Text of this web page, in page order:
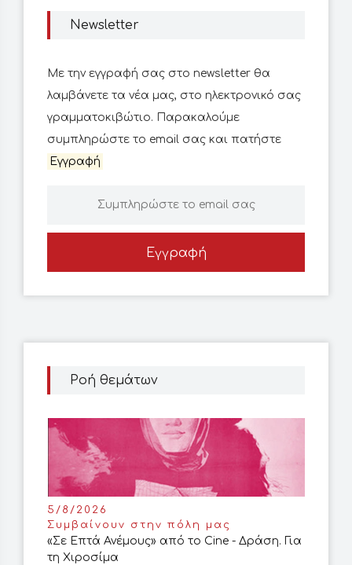
Ροή θεμάτων
5/8/2026
Συμβαίνουν στην πόλη μας
«Σε Επτά Ανέμους» από το Cine - Δράση. Για
τη Χιροσίμα
Newsletter
Με την εγγραφή σας στο newsletter θα
λαμβάνετε τα νέα μας, στο ηλεκτρονικό σας
γραμματοκιβώτιο. Παρακαλούμε
συμπληρώστε το email σας και πατήστε
Εγγραφή
Εγγραφή